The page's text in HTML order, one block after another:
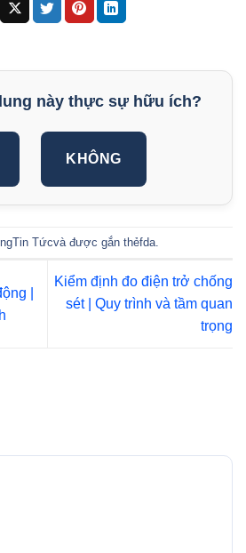
này thực sự hữu ích?
KHÔNG
Tin Tứcvà được gắn thẻfda
|
Kiểm định đo điện trở chống
sét | Quy trình và tầm quan
trọng